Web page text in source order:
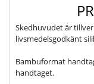
Skedhuvudet är
livsmedelsgodkänt
Bambuformat
handtaget.